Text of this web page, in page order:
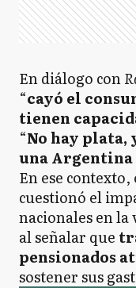
En diálogo con
“cayó el
tienen
“No hay plata,
una
En ese
cuestionó el
nacionales en la
al señalar que
pensionados
sostener sus